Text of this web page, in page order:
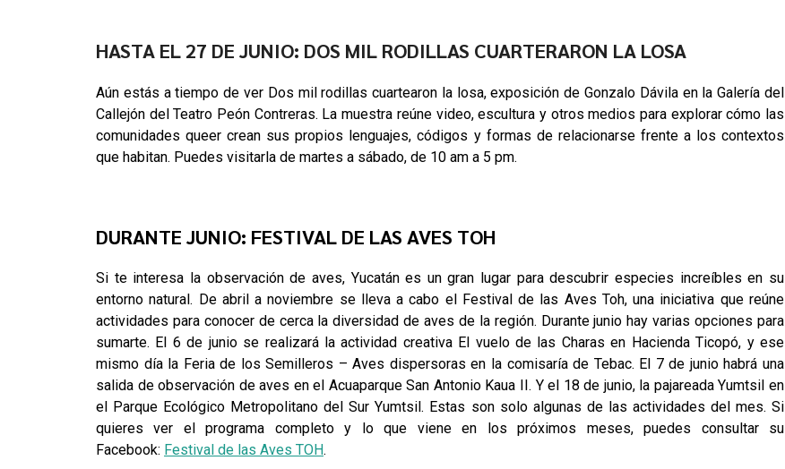
HASTA EL 27 DE JUNIO: DOS MIL RODILLAS CUARTERARON LA LOSA
Aún estás a tiempo de ver Dos mil rodillas cuartearon la losa, exposición de Gonzalo Dávila en la Galería del
Callejón del Teatro Peón Contreras. La muestra reúne video, escultura y otros medios para explorar cómo las
comunidades queer crean sus propios lenguajes, códigos y formas de relacionarse frente a los contextos
que habitan. Puedes visitarla de martes a sábado, de 10 am a 5 pm.
DURANTE JUNIO: FESTIVAL DE LAS AVES TOH
Si te interesa la observación de aves, Yucatán es un gran lugar para descubrir especies increíbles en su
entorno natural. De abril a noviembre se lleva a cabo el Festival de las Aves Toh, una iniciativa que reúne
actividades para conocer de cerca la diversidad de aves de la región. Durante junio hay varias opciones para
sumarte. El 6 de junio se realizará la actividad creativa El vuelo de las Charas en Hacienda Ticopó, y ese
mismo día la Feria de los Semilleros – Aves dispersoras en la comisaría de Tebac. El 7 de junio habrá una
salida de observación de aves en el Acuaparque San Antonio Kaua II. Y el 18 de junio, la pajareada Yumtsil en
el Parque Ecológico Metropolitano del Sur Yumtsil. Estas son solo algunas de las actividades del mes. Si
quieres ver el programa completo y lo que viene en los próximos meses, puedes consultar su
Facebook: Festival de las Aves TOH.